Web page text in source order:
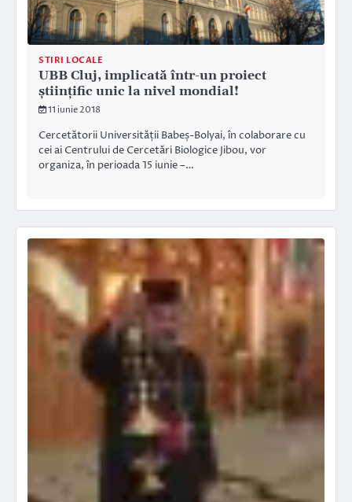
STIRI LOCALE
UBB Cluj, implicată într-un proiect
ştiinţific unic la nivel mondial!
11 iunie 2018
Cercetătorii Universității Babeș-Bolyai, în colaborare cu
cei ai Centrului de Cercetări Biologice Jibou, vor
organiza, în perioada 15 iunie –…